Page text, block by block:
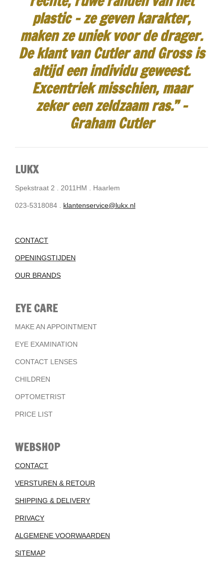
plastic - ze geven karakter,
maken ze uniek voor de drager.
De klant van Cutler and Gross is
altijd een individu geweest.
Excentriek misschien, maar
zeker een zeldzaam ras.” -
Graham Cutler
LUKX
Spekstraat 2 . 2011HM . Haarlem
023-5318084 . klantenservice@lukx.nl
CONTACT
OPENINGSTIJDEN
OUR BRANDS
EYE CARE
MAKE AN APPOINTMENT
EYE EXAMINATION
CONTACT LENSES
CHILDREN
OPTOMETRIST
PRICE LIST
WEBSHOP
CONTACT
VERSTUREN & RETOUR
SHIPPING & DELIVERY
PRIVACY
ALGEMENE VOORWAARDEN
SITEMAP